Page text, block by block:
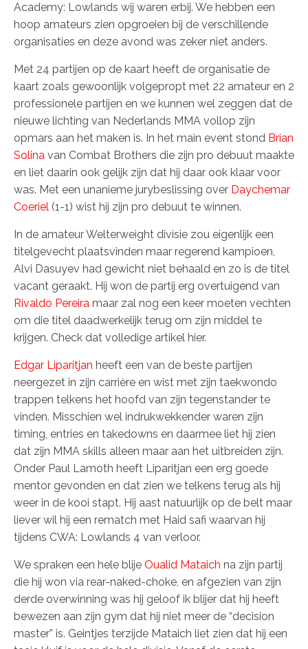
Academy: Lowlands wij waren erbij. We hebben een
hoop amateurs zien opgroeien bij de verschillende
organisaties en deze avond was zeker niet anders.
Met 24 partijen op de kaart heeft de organisatie de
kaart zoals gewoonlijk volgepropt met 22 amateur en 2
professionele partijen en we kunnen wel zeggen dat de
nieuwe lichting van Nederlands MMA vollop zijn
opmars aan het maken is. In het main event stond Brian
Solina van Combat Brothers die zijn pro debuut maakte
en liet daarin ook gelijk zijn dat hij daar ook klaar voor
was. Met een unanieme jurybeslissing over Daychemar
Coeriel (1-1) wist hij zijn pro debuut te winnen.
In de amateur Welterweight divisie zou eigenlijk een
titelgevecht plaatsvinden maar regerend kampioen,
Alvi Dasuyev had gewicht niet behaald en zo is de titel
vacant geraakt. Hij won de partij erg overtuigend van
Rivaldo Pereira maar zal nog een keer moeten vechten
om die titel daadwerkelijk terug om zijn middel te
krijgen. Check dat volledige artikel hier.
Edgar Liparitjan heeft een van de beste partijen
neergezet in zijn carrière en wist met zijn taekwondo
trappen telkens het hoofd van zijn tegenstander te
vinden. Misschien wel indrukwekkender waren zijn
timing, entries en takedowns en daarmee liet hij zien
dat zijn MMA skills alleen maar aan het uitbreiden zijn.
Onder Paul Lamoth heeft Liparitjan een erg goede
mentor gevonden en dat zien we telkens terug als hij
weer in de kooi stapt. Hij aast natuurlijk op de belt maar
liever wil hij een rematch met Haid safi waarvan hij
tijdens CWA: Lowlands 4 van verloor.
We spraken een hele blije Oualid Mataich na zijn partij
die hij won via rear-naked-choke, en afgezien van zijn
derde overwinning was hij geloof ik blijer dat hij heeft
bewezen aan zijn gym dat hij niet meer de “decision
master” is. Geintjes terzijde Mataich liet zien dat hij een